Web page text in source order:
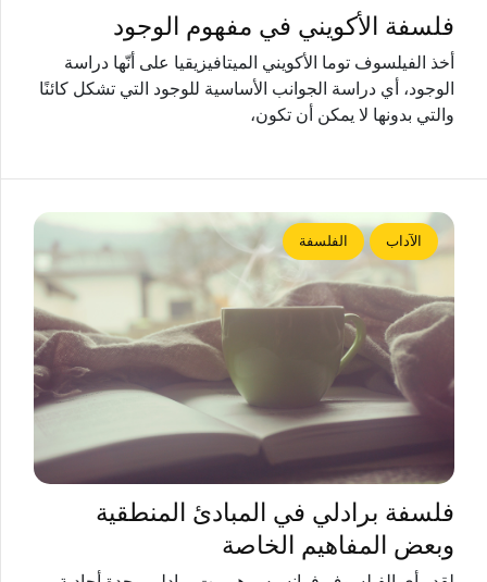
فلسفة الأكويني في مفهوم الوجود
أخذ الفيلسوف توما الأكويني الميتافيزيقيا على أنّها دراسة
الوجود، أي دراسة الجوانب الأساسية للوجود التي تشكل كائنًا
والتي بدونها لا يمكن أن تكون،
الآداب الفلسفة
فلسفة برادلي في المبادئ المنطقية
وبعض المفاهيم الخاصة